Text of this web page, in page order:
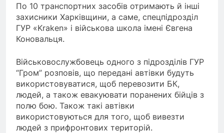
По 10 транспортних засобів отримають й інші
захисники Харківщини, а саме, спецпідрозділ
ГУР «Kraken» і військова школа імені Євгена
Коновальця.
Військовослужбовець одного з підрозділів ГУР
“Гром” розповів, що передані автівки будуть
використовуватися, щоб перевозити БК,
людей, а також евакуювати поранених бійців з
полю бою. Також такі автівки
використовуються для того, щоб вивезти
людей з прифронтових територій.